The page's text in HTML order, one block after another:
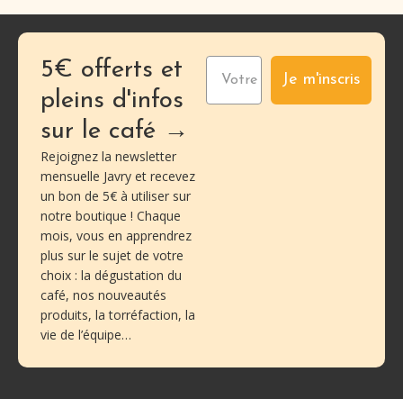
5€ offerts et
pleins d'infos
sur le café →
Rejoignez la newsletter
mensuelle Javry et recevez
un bon de 5€ à utiliser sur
notre boutique ! Chaque
mois, vous en apprendrez
plus sur le sujet de votre
choix : la dégustation du
café, nos nouveautés
produits, la torréfaction, la
vie de l’équipe…
Je m'inscris